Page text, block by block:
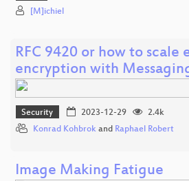
[M]ichiel
RFC 9420 or how to scale
encryption with
Security 2023-12-29
2.4k
Konrad Kohbrok and Raphael Robert
Image Making Fatigue